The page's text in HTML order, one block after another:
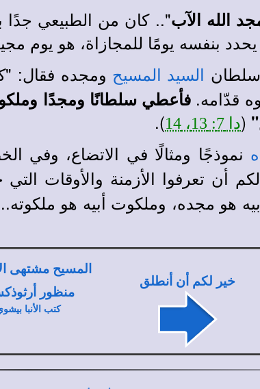
الله الآب".. كان من الطبيعي جدًا
بنفسه يومًا للمجازاة، هو يوم
السيد المسيح ومجده فقال:
قدّامه. فأعطي سلطانًا ومجدًا
(دا 7: 13، 14
).
نموذجًا ومثالًا في الاتضاع، وفي
أن تعرفوا الأزمنة والأوقات
هو مجده، وملكوت أبيه هو
خير لكم أن أنطلق
المسيح مشتهى
منظور
كتب الأنبا